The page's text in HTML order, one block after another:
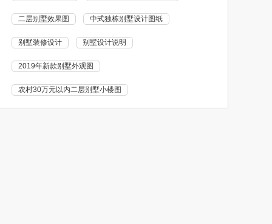
二层别墅效果图 中式独栋别墅设计图纸
别墅装修设计 别墅设计说明
2019年新款别墅外观图
农村30万元以内二层别墅小楼图